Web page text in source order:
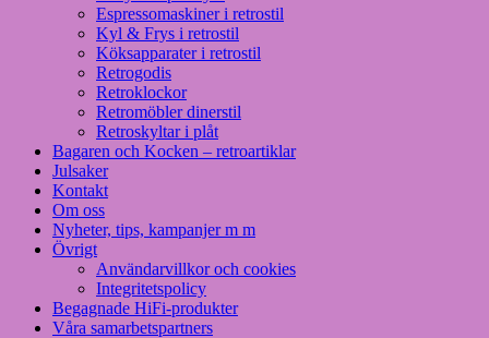
Espressomaskiner i retrostil
Kyl & Frys i retrostil
Köksapparater i retrostil
Retrogodis
Retroklockor
Retromöbler dinerstil
Retroskyltar i plåt
Bagaren och Kocken – retroartiklar
Julsaker
Kontakt
Om oss
Nyheter, tips, kampanjer m m
Övrigt
Användarvillkor och cookies
Integritetspolicy
Begagnade HiFi-produkter
Våra samarbetspartners